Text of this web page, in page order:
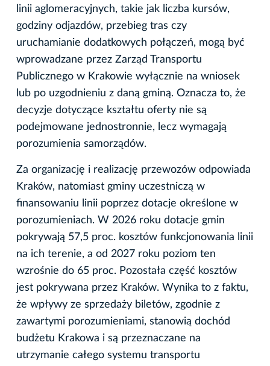
linii aglomeracyjnych, takie jak liczba kursów,
godziny odjazdów, przebieg tras czy
uruchamianie dodatkowych połączeń, mogą być
wprowadzane przez Zarząd Transportu
Publicznego w Krakowie wyłącznie na wniosek
lub po uzgodnieniu z daną gminą. Oznacza to, że
decyzje dotyczące kształtu oferty nie są
podejmowane jednostronnie, lecz wymagają
porozumienia samorządów.
Za organizację i realizację przewozów odpowiada
Kraków, natomiast gminy uczestniczą w
finansowaniu linii poprzez dotacje określone w
porozumieniach. W 2026 roku dotacje gmin
pokrywają 57,5 proc. kosztów funkcjonowania linii
na ich terenie, a od 2027 roku poziom ten
wzrośnie do 65 proc. Pozostała część kosztów
jest pokrywana przez Kraków. Wynika to z faktu,
że wpływy ze sprzedaży biletów, zgodnie z
zawartymi porozumieniami, stanowią dochód
budżetu Krakowa i są przeznaczane na
utrzymanie całego systemu transportu